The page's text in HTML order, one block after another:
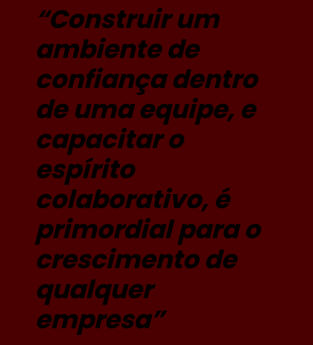
“Construir um
ambiente de
confiança dentro
de uma equipe, e
capacitar o
espírito
colaborativo, é
primordial para o
crescimento de
qualquer
empresa”